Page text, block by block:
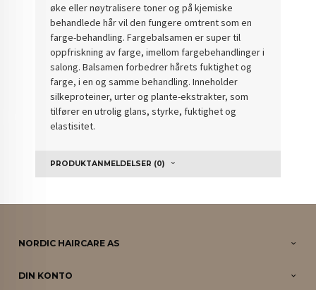
øke eller nøytralisere toner og på kjemiske
behandlede hår vil den fungere omtrent som en
farge-behandling. Fargebalsamen er super til
oppfriskning av farge, imellom fargebehandlinger i
salong. Balsamen forbedrer hårets fuktighet og
farge, i en og samme behandling. Inneholder
silkeproteiner, urter og plante-ekstrakter, som
tilfører en utrolig glans, styrke, fuktighet og
elastisitet.
PRODUKTANMELDELSER (0)
NORDIC HAIRCARE AS
DIN KONTO